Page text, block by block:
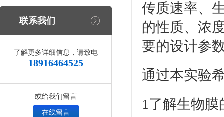
联系我们
了解更多详细信息，请致电
18916464525
或给我们留言
在线留言
传质速率、
的性质、浓
要的设计参
通过本实验
1了解生物